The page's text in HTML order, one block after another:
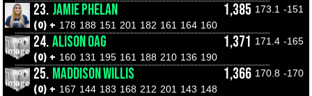
23. JAMIE PHELAN 1,385 173.1 -151
(0) + 178 188 151 201 182 161 164 160
24.ALISON OAG 1,371 171.4 -165
(0) + 160 131 195 161 188 210 136 190
25. MADDISON WILLIS 1,366 170.8 -170
(0) + 167 144 183 168 212 201 143 148